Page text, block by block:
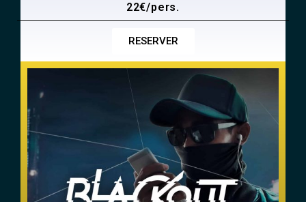
22€/pers.
RESERVER